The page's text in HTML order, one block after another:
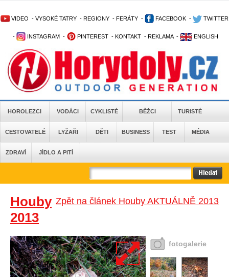
VIDEO - VYSOKÉ TATRY - REGIONY - FERÁTY - FACEBOOK - TWITTER
- INSTAGRAM - PINTEREST - KONTAKT - REKLAMA - ENGLISH
HOROLEZCI VODÁCI CYKLISTÉ BĚŽCI TURISTÉ
CESTOVATELÉ LYŽAŘI DĚTI BUSINESS TEST MÉDIA
ZDRAVÍ JÍDLO A PITÍ
Zpět na článek Houby AKTUÁLNĚ 2013
Houby
2013
fotogalerie